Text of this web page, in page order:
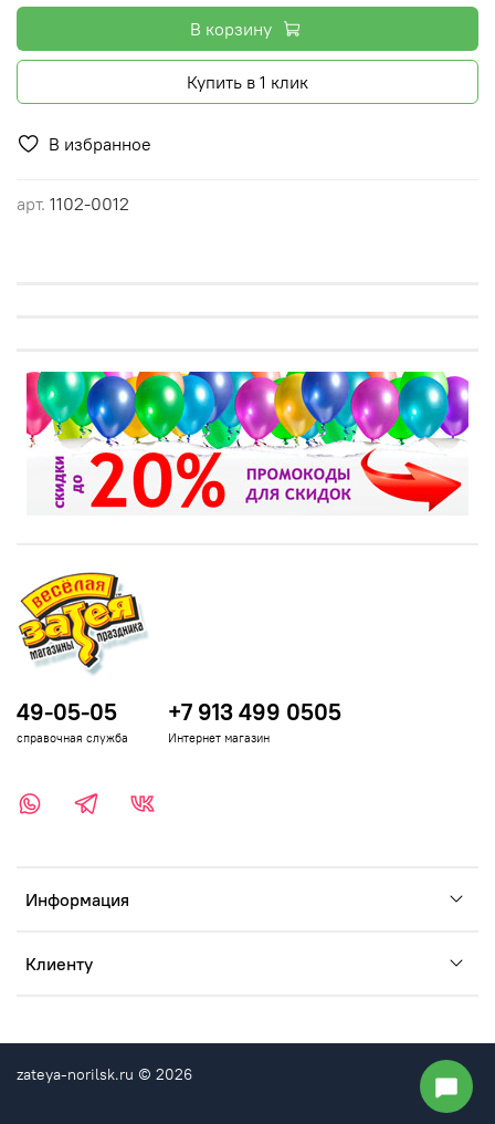
В избранное
арт. 1102-0012
В корзину
Купить в 1 клик
Информация
Клиенту
49-05-05
справочная служба
+7 913 499 0505
Интернет магазин
zateya-norilsk.ru © 2026